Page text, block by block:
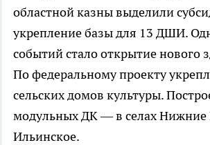
областной казны выделили
укрепление базы для 13 ДШИ.
событий стало открытие нового
По федеральному проекту
сельских домов культуры.
модульных ДК — в селах
Ильинское.